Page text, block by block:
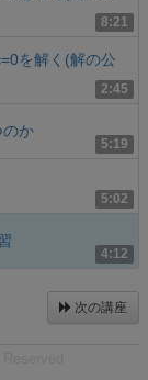
8:21
2:45
を解く(解の公
5:19
のか
5:02
4:12
次の講座